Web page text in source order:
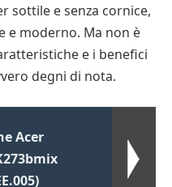
sottile e senza cornice,
e moderno. Ma non è
e i benefici
degni di nota.
Acer